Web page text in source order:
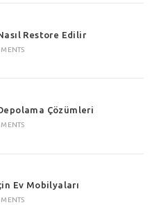
Restore Edilir
Çözümleri
Ev Mobilyaları